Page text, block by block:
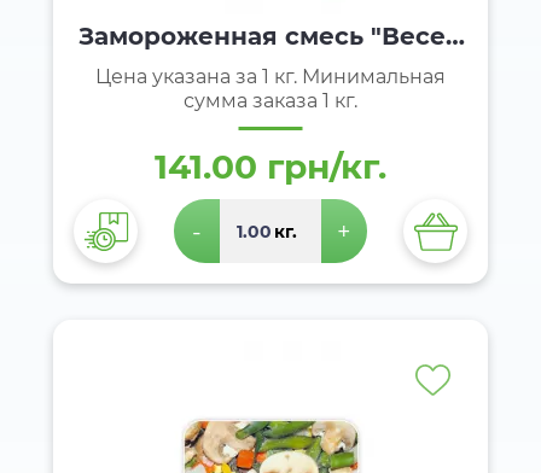
Замороженная смесь "Весен
няя"
Цена указана за 1 кг. Минимальная
сумма заказа 1 кг.
141.00 грн/кг.
- кг. +